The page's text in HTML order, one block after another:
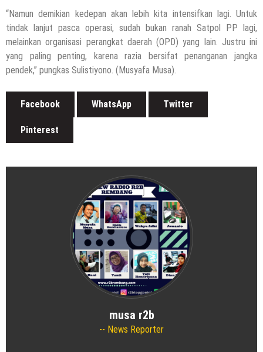
“Namun demikian kedepan akan lebih kita intensifkan lagi. Untuk
tindak lanjut pasca operasi, sudah bukan ranah Satpol PP lagi,
melainkan organisasi perangkat daerah (OPD) yang lain. Justru ini
yang paling penting, karena razia bersifat penanganan jangka
pendek,” pungkas Sulistiyono. (Musyafa Musa).
Facebook WhatsApp Twitter
Pinterest
musa r2b
News Reporter